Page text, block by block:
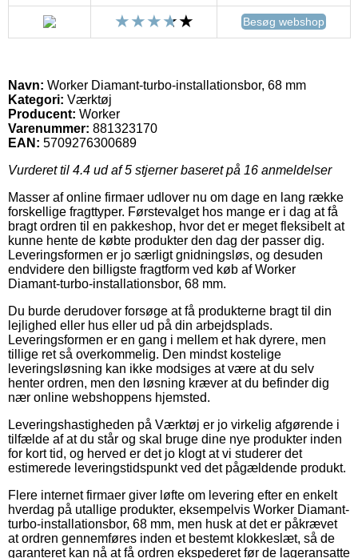
Besøg webshop
Navn: Worker Diamant-turbo-installationsbor, 68 mm
Kategori: Værktøj
Producent: Worker
Varenummer: 881323170
EAN: 5709276300689
Vurderet til 4.4 ud af 5 stjerner baseret på 16 anmeldelser
Masser af online firmaer udlover nu om dage en lang række
forskellige fragttyper. Førstevalget hos mange er i dag at få
bragt ordren til en pakkeshop, hvor det er meget fleksibelt at
kunne hente de købte produkter den dag der passer dig.
Leveringsformen er jo særligt gnidningsløs, og desuden
endvidere den billigste fragtform ved køb af Worker
Diamant-turbo-installationsbor, 68 mm.
Du burde derudover forsøge at få produkterne bragt til din
lejlighed eller hus eller ud på din arbejdsplads.
Leveringsformen er en gang i mellem et hak dyrere, men
tillige ret så overkommelig. Den mindst kostelige
leveringsløsning kan ikke modsiges at være at du selv
henter ordren, men den løsning kræver at du befinder dig
nær online webshoppens hjemsted.
Leveringshastigheden på Værktøj er jo virkelig afgørende i
tilfælde af at du står og skal bruge dine nye produkter inden
for kort tid, og herved er det jo klogt at vi studerer det
estimerede leveringstidspunkt ved det pågældende produkt.
Flere internet firmaer giver løfte om levering efter en enkelt
hverdag på utallige produkter, eksempelvis Worker Diamant-
turbo-installationsbor, 68 mm, men husk at det er påkrævet
at ordren gennemføres inden et bestemt klokkeslæt, så de
garanteret kan nå at få ordren ekspederet før de lageransatte